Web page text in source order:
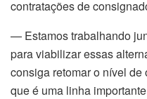
contratações de
— Estamos trabalhando
para viabilizar essas
consiga retomar o nível
que é uma linha